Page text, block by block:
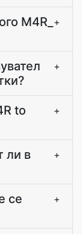
M4R_ +
+
to
+
ли в
+
се
+